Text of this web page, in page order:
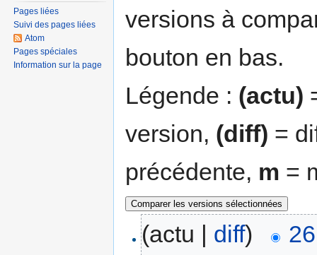
versions à
bouton en bas.
Légende : (actu)
version, (diff) =
précédente, m =
(actu | diff)
Pages liées
Suivi des pages liées
Atom
Pages spéciales
Information sur la page